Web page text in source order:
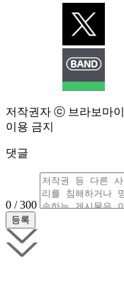
저작권자 ⓒ 브라보마
이용 금지
댓글
0 / 300